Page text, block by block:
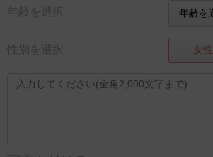
年齢を選択
性別を選択 女性